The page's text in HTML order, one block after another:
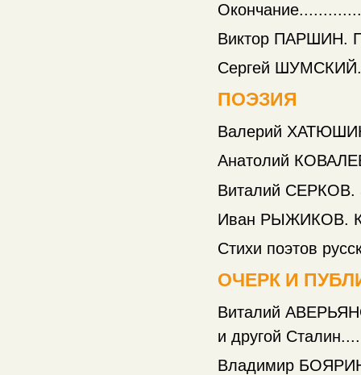
Виктор ПАРШИН.
Сергей
ПОЭЗИЯ
Валерий
Анатолий
Виталий СЕРКОВ.
Иван РЫЖИКОВ. К
Стихи поэтов
ОЧЕРК И
Виталий
и другой
Владимир